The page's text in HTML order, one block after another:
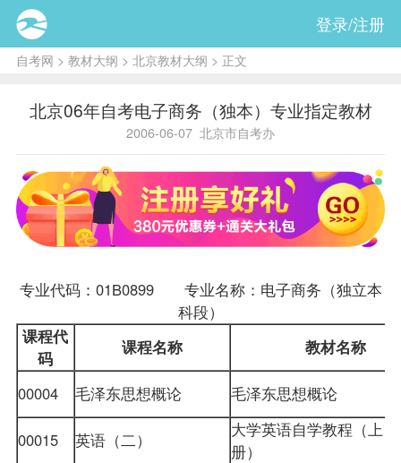
登录/注册
自考网 > 教材大纲 > 北京教材大纲 > 正文
北京06年自考电子商务（独本）专业指定教材
2006-06-07 北京市自考办
专业代码：01B0899 专业名称：电子商务（独立本
科段）
课程代
码
课程名称 教材名称
00004 毛泽东思想概论 毛泽东思想概论
00015 英语（二）
大学英语自学教程（上
册）